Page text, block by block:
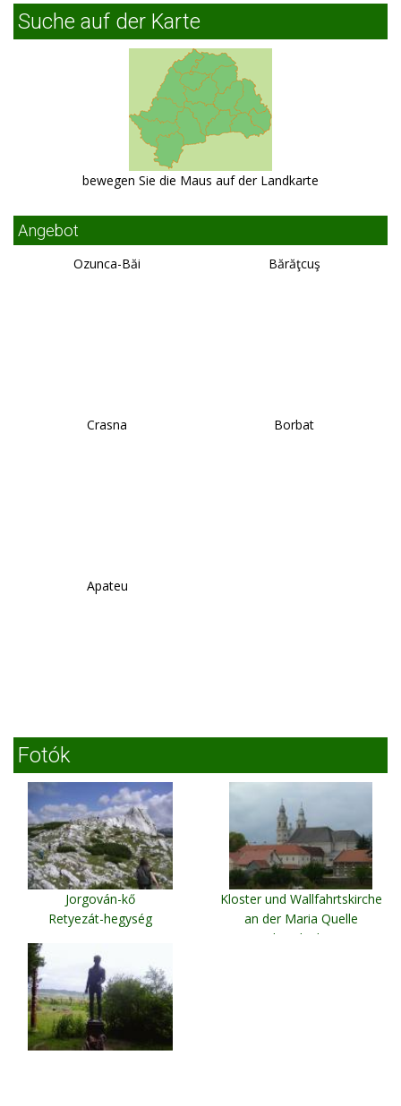
Suche auf der Karte
bewegen Sie die Maus auf der Landkarte
Angebot
Ozunca-Băi Bărăţcuş
Crasna Borbat
Apateu
Fotók
Jorgován-kő
Retyezát-hegység
Kloster und Wallfahrtskirche
an der Maria Quelle
Schomlenberg